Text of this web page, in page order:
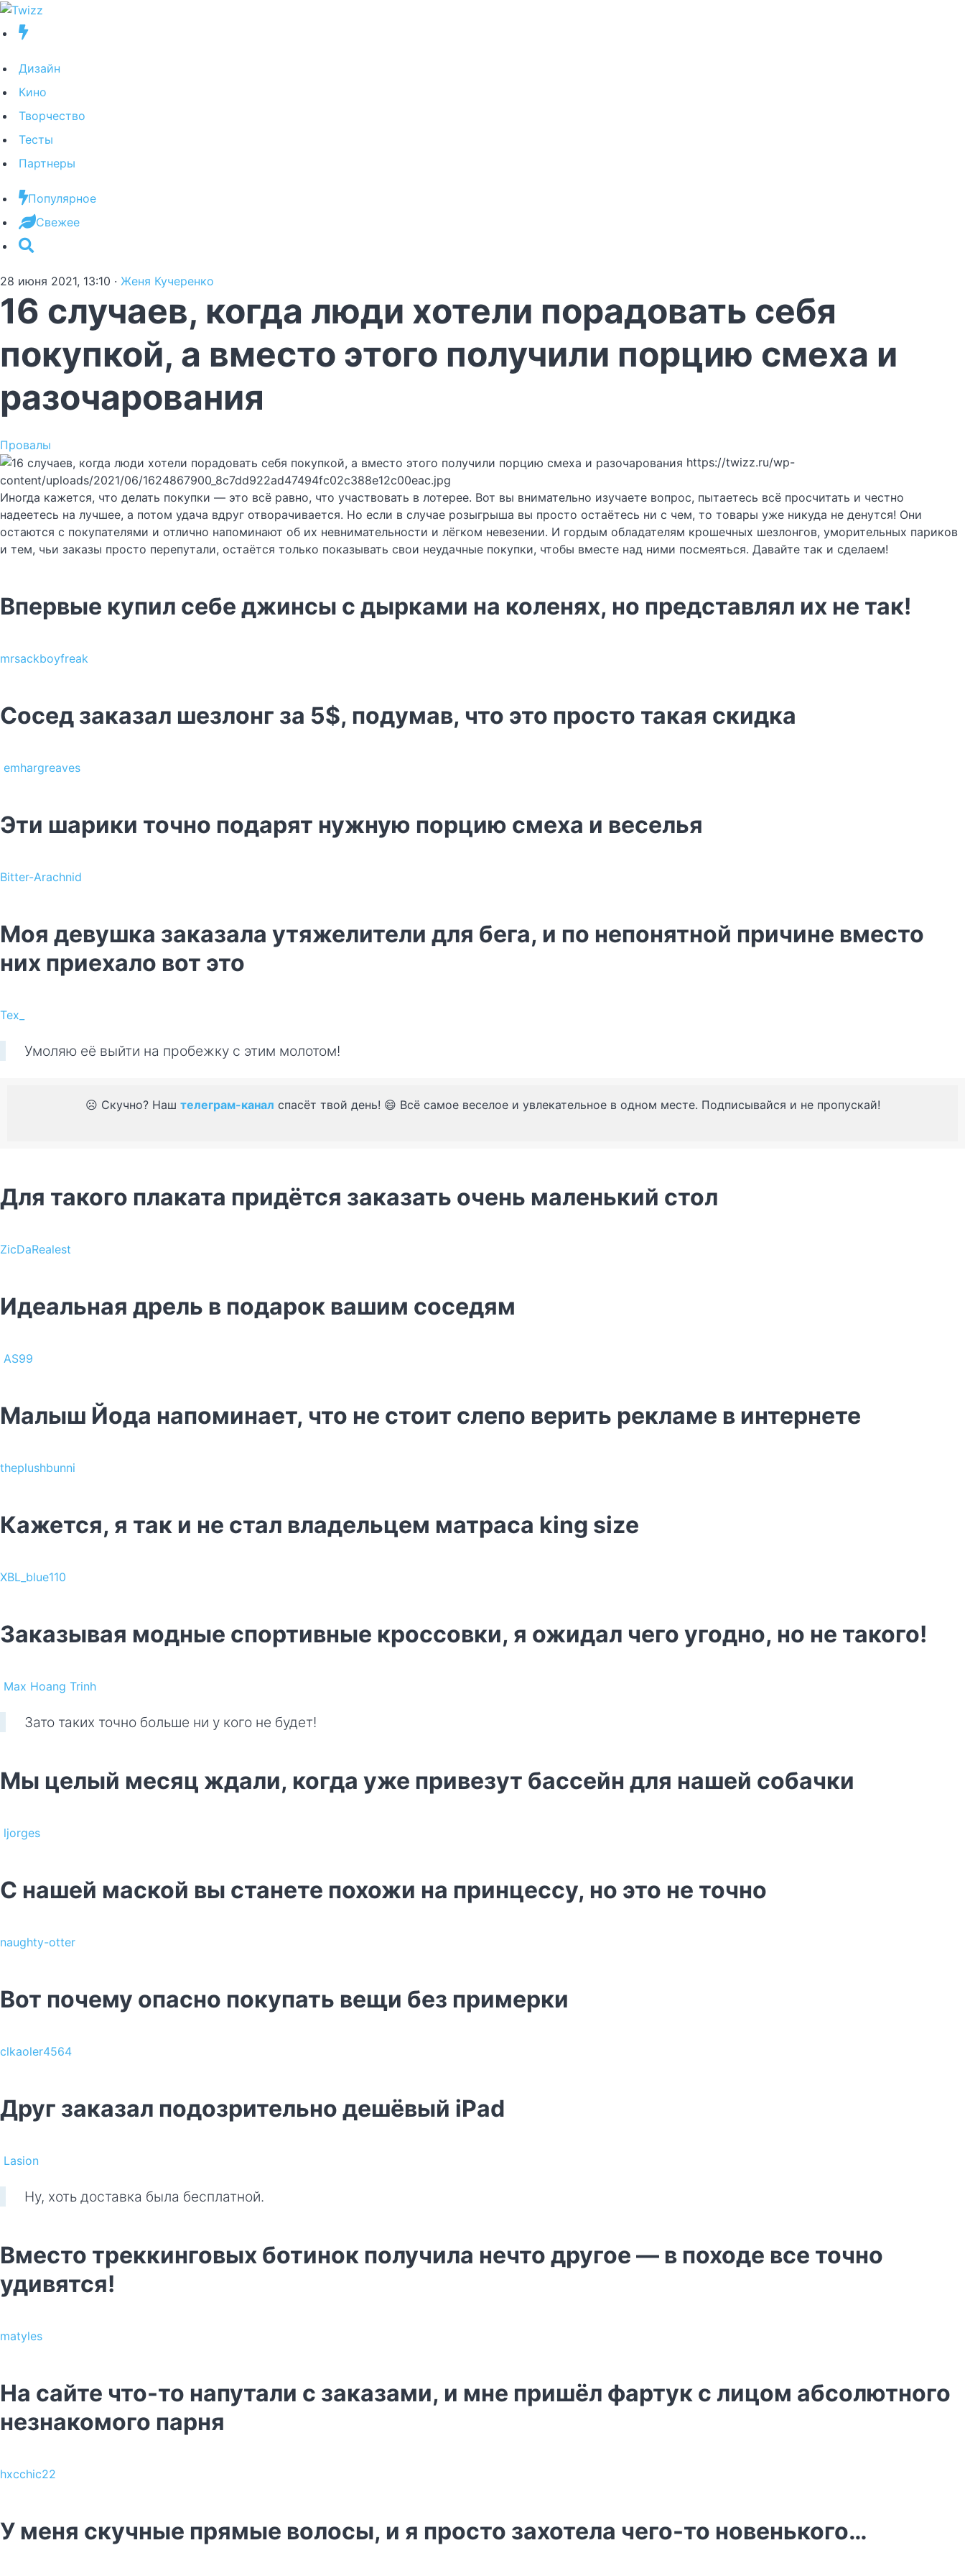
Дизайн
Кино
Творчество
Тесты
Партнеры
Популярное
Свежее
28 июня 2021, 13:10 · Женя Кучеренко
16 случаев, когда люди хотели порадовать себя
покупкой, а вместо этого получили порцию смеха и
разочарования
Провалы
https://twizz.ru/wp-
content/uploads/2021/06/1624867900_8c7dd922ad47494fc02c388e12c00eac.jpg
Иногда кажется, что делать покупки — это всё равно, что участвовать в лотерее. Вот вы внимательно изучаете вопрос, пытаетесь всё просчитать и честно
надеетесь на лучшее, а потом удача вдруг отворачивается. Но если в случае розыгрыша вы просто остаётесь ни с чем, то товары уже никуда не денутся! Они
остаются с покупателями и отлично напоминают об их невнимательности и лёгком невезении. И гордым обладателям крошечных шезлонгов, уморительных париков
и тем, чьи заказы просто перепутали, остаётся только показывать свои неудачные покупки, чтобы вместе над ними посмеяться. Давайте так и сделаем!
Впервые купил себе джинсы с дырками на коленях, но представлял их не так!
mrsackboyfreak
Сосед заказал шезлонг за 5$, подумав, что это просто такая скидка
emhargreaves
Эти шарики точно подарят нужную порцию смеха и веселья
Bitter-Arachnid
Моя девушка заказала утяжелители для бега, и по непонятной причине вместо
них приехало вот это
Tex_
Умоляю её выйти на пробежку с этим молотом!
☹️ Скучно? Наш телеграм-канал спасёт твой день! 😄 Всё самое веселое и увлекательное в одном месте. Подписывайся и не пропускай!
Для такого плаката придётся заказать очень маленький стол
ZicDaRealest
Идеальная дрель в подарок вашим соседям
AS99
Малыш Йода напоминает, что не стоит слепо верить рекламе в интернете
theplushbunni
Кажется, я так и не стал владельцем матраса king size
XBL_blue110
Заказывая модные спортивные кроссовки, я ожидал чего угодно, но не такого!
Max Hoang Trinh
Зато таких точно больше ни у кого не будет!
Мы целый месяц ждали, когда уже привезут бассейн для нашей собачки
ljorges
С нашей маской вы станете похожи на принцессу, но это не точно
naughty-otter
Вот почему опасно покупать вещи без примерки
clkaoler4564
Друг заказал подозрительно дешёвый iPad
Lasion
Ну, хоть доставка была бесплатной.
Вместо треккинговых ботинок получила нечто другое — в походе все точно
удивятся!
matyles
На сайте что-то напутали с заказами, и мне пришёл фартук с лицом абсолютного
незнакомого парня
hxcchic22
У меня скучные прямые волосы, и я просто захотела чего-то новенького…